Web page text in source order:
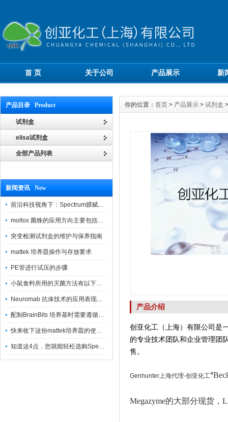
首 页 关于公司 产品展示 新
产品目录 Product
试剂盒
elisa试剂盒
全部产品列表
新闻资讯 New
前沿科技视角下：Spectrum膜赋能精密制造
moltox 菌株的应用方向主要包括以下几个方面
突变检测试剂盒的维护与保养指南
mattek 培养皿操作与存放要求
PE管进行试压的步骤
小鼠食料所用的灭菌方法有以下三种
Neuromab 抗体技术的应用表现在这几方面
配制BrainBits 培养基时需要遵循的原则
快来收下这份mattek培养皿的使用指南
知道这4点，您就能轻松选购Spectrum 膜
你的位置： 首页 > 产品展示 > 试剂盒
产品介绍
创亚化工（上海）有限公司是
的专业技术团队和企业管理团
售。
Genhunter上海代理-创亚化工*
Megazyme的大部分现货，